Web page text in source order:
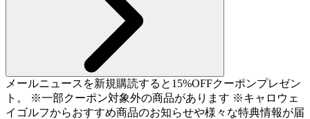
メールニュースを新規購読すると15%OFFクーポンプレゼン
ト。 ※一部クーポン対象外の商品があります ※キャロウェ
イゴルフからおすすめ商品のお知らせや様々な特典情報が届